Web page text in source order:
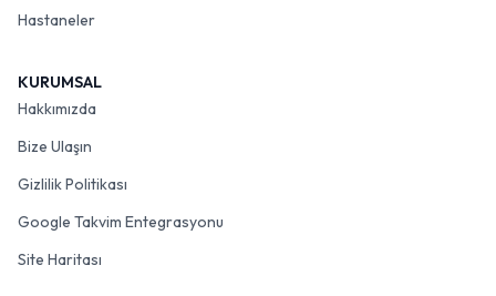
Hastaneler
KURUMSAL
Hakkımızda
Bize Ulaşın
Gizlilik Politikası
Google Takvim Entegrasyonu
Site Haritası